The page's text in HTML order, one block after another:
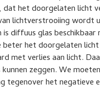
het doorgelaten licht
lichtverstrooiing
diffuus glas
het doorgelaten
met verlies aan licht.
zeggen. We
tegenover het